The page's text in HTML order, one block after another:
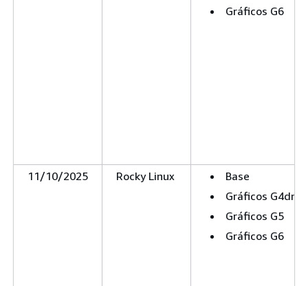
Gráficos G6
11/10/2025 Rocky Linux
Base
Gráficos G4dn
Gráficos G5
Gráficos G6